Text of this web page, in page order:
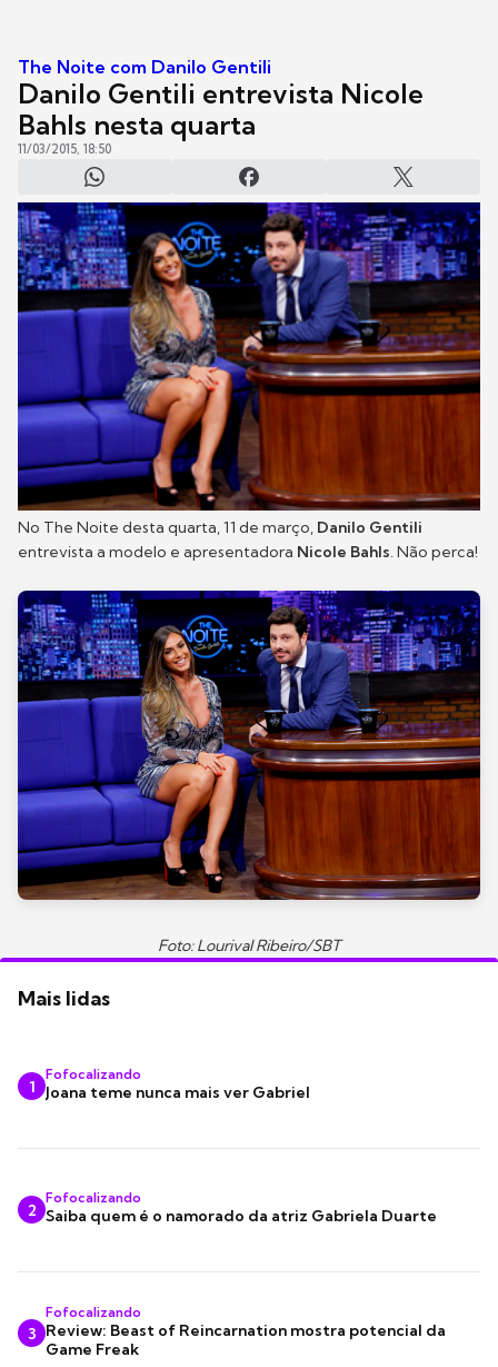
The Noite com Danilo Gentili
Danilo Gentili entrevista Nicole
Bahls nesta quarta
11/03/2015, 18:50
No The Noite desta quarta, 11 de março, Danilo Gentili
entrevista a modelo e apresentadora Nicole Bahls. Não perca!
Foto: Lourival Ribeiro/SBT
Mais lidas
1
Fofocalizando
Joana teme nunca mais ver Gabriel
2
Fofocalizando
Saiba quem é o namorado da atriz Gabriela Duarte
3
Fofocalizando
Review: Beast of Reincarnation mostra potencial da
Game Freak